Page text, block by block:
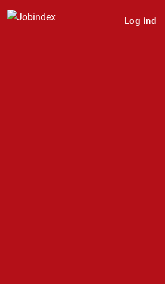
Log ind